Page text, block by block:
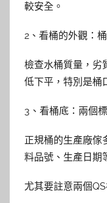
較安全。
2、看桶的外觀：
檢查水桶質量，劣
低下平，特別是桶
3、看桶底：兩個
正規桶的生產廠傢
料品號、生產日期
尤其要註意兩個QS